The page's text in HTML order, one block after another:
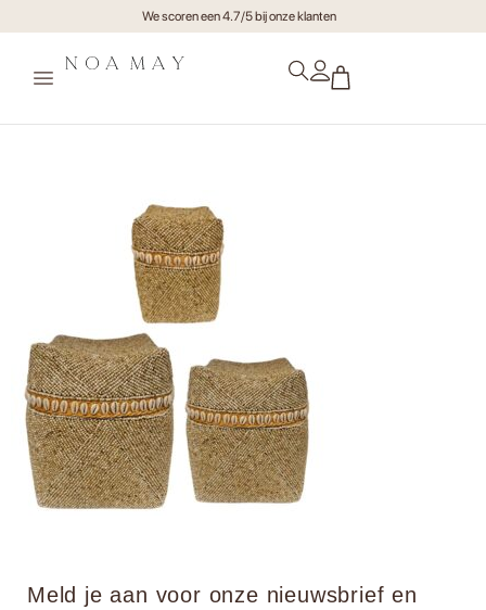
We scoren een 4.7/5 bij onze klanten
Meld je aan voor onze nieuwsbrief en